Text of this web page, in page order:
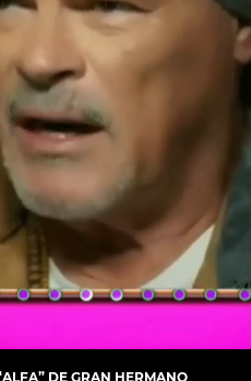
REPERFILAR
DE GRAN HERMANO